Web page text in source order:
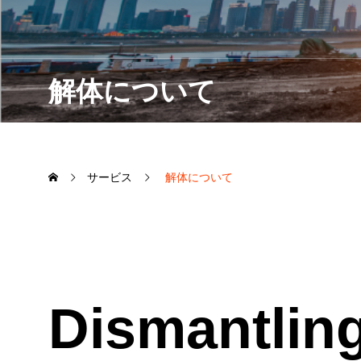
解体について
サービス 解体について